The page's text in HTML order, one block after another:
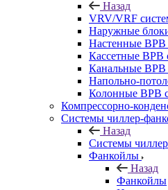
Назад
VRV/VRF
Наружные
Настенные ВРВ
Кассетные ВРВ
Канальные ВРВ
Напольно-
Колонные ВРВ
Компрессорно-
Системы чиллер-
Назад
Системы
Фанкойлы
Назад
Фанкойлы